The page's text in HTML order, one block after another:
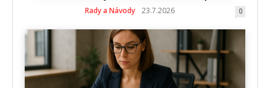
Rady a Návody 23.7.2026 0